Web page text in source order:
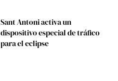
Sant Antoni activa un
dispositivo especial de tráfico
para el eclipse